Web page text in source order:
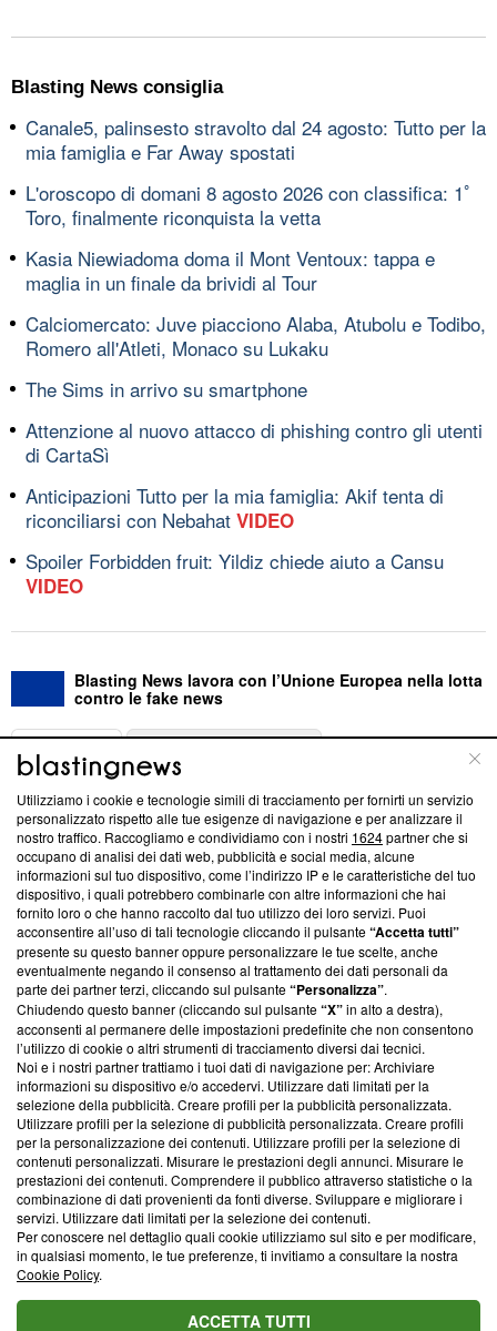
Blasting News consiglia
Canale5, palinsesto stravolto dal 24 agosto: Tutto per la
mia famiglia e Far Away spostati
L'oroscopo di domani 8 agosto 2026 con classifica: 1ﾟ
Toro, finalmente riconquista la vetta
Kasia Niewiadoma doma il Mont Ventoux: tappa e
maglia in un finale da brividi al Tour
Calciomercato: Juve piacciono Alaba, Atubolu e Todibo,
Romero all'Atleti, Monaco su Lukaku
The Sims in arrivo su smartphone
Attenzione al nuovo attacco di phishing contro gli utenti
di CartaSì
Anticipazioni Tutto per la mia famiglia: Akif tenta di
riconciliarsi con Nebahat VIDEO
Spoiler Forbidden fruit: Yildiz chiede aiuto a Cansu
VIDEO
Blasting News lavora con l’Unione Europea nella lotta
contro le fake news
ABOUT
Questa sezione offre informazioni trasparenti su Blasting
News, sui nostri processi editoriali e su come ci impegniamo a
creare news di qualità. Inoltre, afferma la nostra aderenza a
‘Trust Project - News with Integrity’Blasting News non è
ancora membro del programma, ma ha richiesto di farne
parte; Trust Project non ha ancora effettuato una verifica di
conformità agli standard.
Su di noi
Team editoriale
Corporate
Redazione
Informativa Privacy
Cookie Policy
Blasting SA, IDI CHE-247.845.224, Via Carlo Frasca, 3 - 6900
Lugano (Svizzera) Tel:+39 0690258937
© 2026 Blasting News
Utilizziamo i cookie e tecnologie simili di tracciamento per fornirti un servizio
personalizzato rispetto alle tue esigenze di navigazione e per analizzare il
nostro traffico. Raccogliamo e condividiamo con i nostri 1624partner che si
occupano di analisi dei dati web, pubblicità e social media, alcune
informazioni sul tuo dispositivo, come l’indirizzo IP e le caratteristiche del tuo
dispositivo, i quali potrebbero combinarle con altre informazioni che hai
fornito loro o che hanno raccolto dal tuo utilizzo dei loro servizi. Puoi
acconsentire all’uso di tali tecnologie cliccando il pulsante“Accetta tutti”
presente su questo banner oppure personalizzare le tue scelte, anche
eventualmente negando il consenso al trattamento dei dati personali da
parte dei partner terzi, cliccando sul pulsante“Personalizza”.
Chiudendo questo banner (cliccando sul pulsante“X”in alto a destra),
acconsenti al permanere delle impostazioni predefinite che non consentono
l’utilizzo di cookie o altri strumenti di tracciamento diversi dai tecnici.
Noi e i nostri partner trattiamo i tuoi dati di navigazione per: Archiviare
informazioni su dispositivo e/o accedervi. Utilizzare dati limitati per la
selezione della pubblicità. Creare profili per la pubblicità personalizzata.
Utilizzare profili per la selezione di pubblicità personalizzata. Creare profili
per la personalizzazione dei contenuti. Utilizzare profili per la selezione di
contenuti personalizzati. Misurare le prestazioni degli annunci. Misurare le
prestazioni dei contenuti. Comprendere il pubblico attraverso statistiche o la
combinazione di dati provenienti da fonti diverse. Sviluppare e migliorare i
servizi. Utilizzare dati limitati per la selezione dei contenuti.
Per conoscere nel dettaglio quali cookie utilizziamo sul sito e per modificare,
in qualsiasi momento, le tue preferenze, ti invitiamo a consultare la nostra
Cookie Policy.
ACCETTA TUTTI